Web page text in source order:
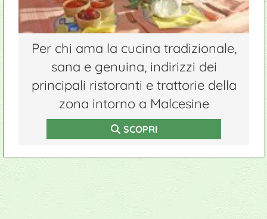
Per chi ama la cucina tradizionale,
sana e genuina, indirizzi dei
principali ristoranti e trattorie della
zona intorno a Malcesine
SCOPRI